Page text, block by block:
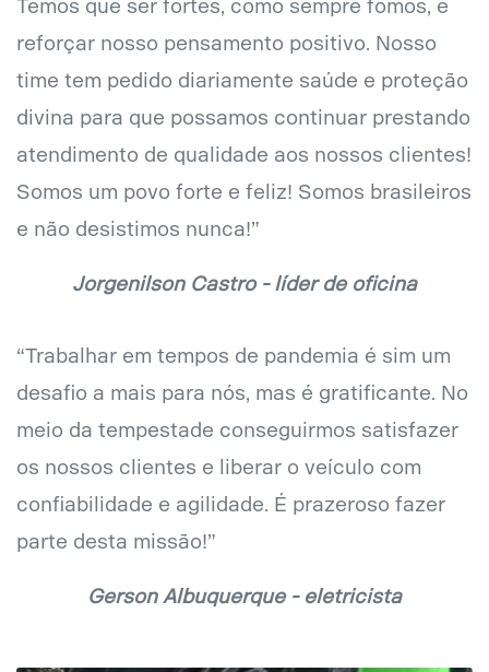
Temos que ser fortes, como sempre fomos, e
reforçar nosso pensamento positivo. Nosso
time tem pedido diariamente saúde e proteção
divina para que possamos continuar prestando
atendimento de qualidade aos nossos clientes!
Somos um povo forte e feliz! Somos brasileiros
e não desistimos nunca!”
Jorgenilson Castro - líder de oficina
“Trabalhar em tempos de pandemia é sim um
desafio a mais para nós, mas é gratificante. No
meio da tempestade conseguirmos satisfazer
os nossos clientes e liberar o veículo com
confiabilidade e agilidade. É prazeroso fazer
parte desta missão!”
Gerson Albuquerque - eletricista